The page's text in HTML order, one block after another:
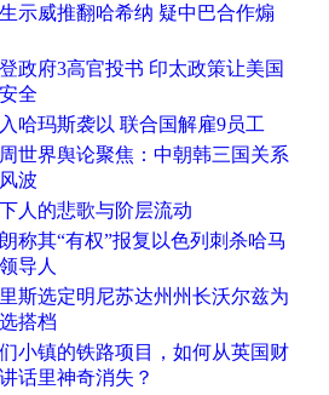
示威推翻哈希纳 疑中巴合作煽
政府3高官投书 印太政策让美国
全
哈玛斯袭以 联合国解雇9员工
世界舆论聚焦：中朝韩三国关系
波
人的悲歌与阶层流动
称其“有权”报复以色列刺杀哈马
导人
斯选定明尼苏达州州长沃尔兹为
搭档
小镇的铁路项目，如何从英国财
话里神奇消失？